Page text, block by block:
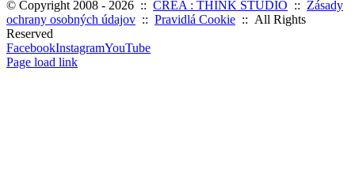
© Copyright 2008 - 2026 :: CREA : THINK STUDIO :: Zásady
ochrany osobných údajov :: Pravidlá Cookie :: All Rights
Reserved
FacebookInstagramYouTube
Page load link